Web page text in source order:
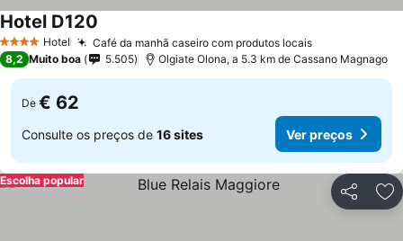
4 EstrelasHotel Café da manhã caseiro com produtos locaisVer preços
Hotel D120
8,2 Muito boa 5.505 Olgiate Olona, a 5.3 km de Cassano Magnago
De € 62
Consulte os preços de 16 sites Ver preços
Partilhar
Escolha popular